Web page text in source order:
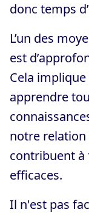
donc temps
L’un des
est
Cela implique
apprendre
notre relation
contribuent à
efficaces.
Il n'est pas